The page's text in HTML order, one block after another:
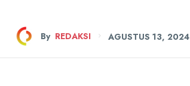
By REDAKSI AGUSTUS 13, 2024